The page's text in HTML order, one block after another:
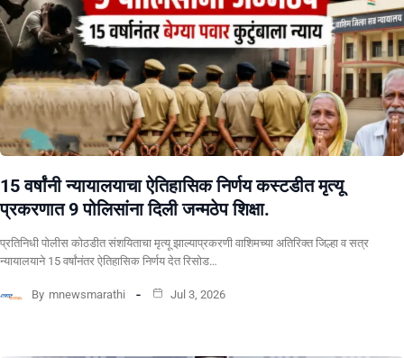
15 वर्षांनी न्यायालयाचा ऐतिहासिक निर्णय कस्टडीत मृत्यू
प्रकरणात 9 पोलिसांना दिली जन्मठेप शिक्षा.
प्रतिनिधी पोलीस कोठडीत संशयिताचा मृत्यू झाल्याप्रकरणी वाशिमच्या अतिरिक्त जिल्हा व सत्र
न्यायालयाने 15 वर्षांनंतर ऐतिहासिक निर्णय देत रिसोड…
By mnewsmarathi Jul 3, 2026